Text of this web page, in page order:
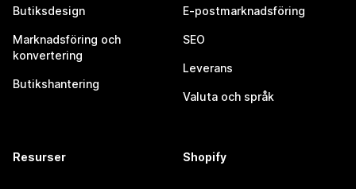
Butiksdesign
Marknadsföring och
konvertering
Butikshantering
E-postmarknadsföring
SEO
Leverans
Valuta och språk
Resurser Shopify